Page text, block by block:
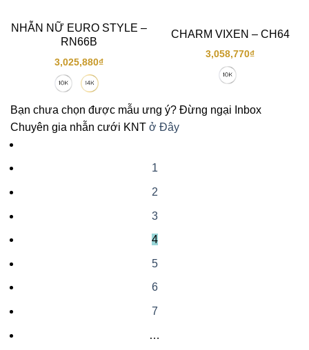
NHẪN NỮ EURO STYLE –
RN66B
3,025,880₫
CHARM VIXEN – CH64
3,058,770₫
Bạn chưa chọn được mẫu ưng ý? Đừng ngại Inbox
Chuyên gia nhẫn cưới KNT ở Đây
1
2
3
4
5
6
7
…